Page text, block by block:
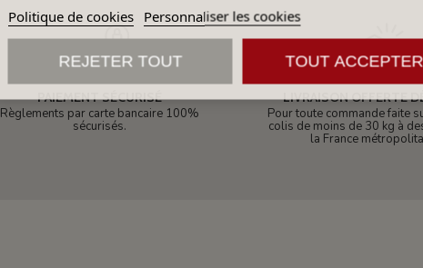
PAIEMENT SÉCURISÉ
Règlements par carte bancaire 100%
sécurisés.
LIVRAISON OFFERTE
Pour toute commande faite
colis de moins de 30 kg à
la France
Politique de cookies Personnaliser les cookies
REJETER TOUT TOUT ACCEPTER